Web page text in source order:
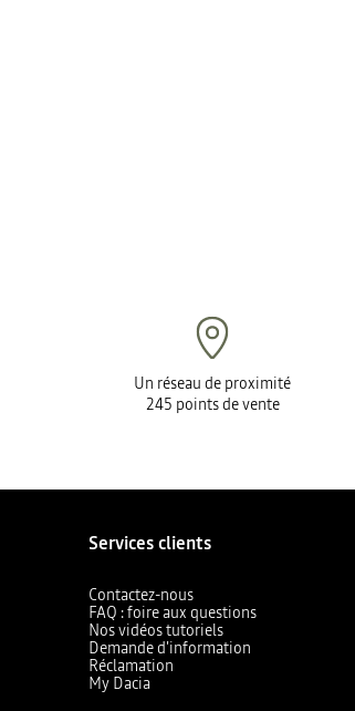
Un réseau de proximité
245 points de vente
Services clients
Contactez-nous
FAQ : foire aux questions
Nos vidéos tutoriels
Demande d'information
Réclamation
My Dacia